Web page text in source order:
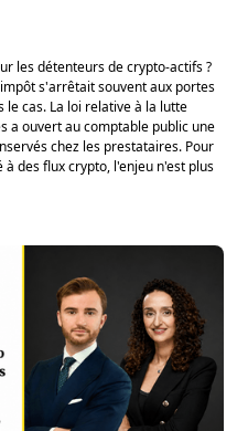
les détenteurs de crypto-actifs ?
s'arrêtait souvent aux portes
le cas. La loi relative à la lutte
a ouvert au comptable public une
chez les prestataires. Pour
des flux crypto, l'enjeu n'est plus